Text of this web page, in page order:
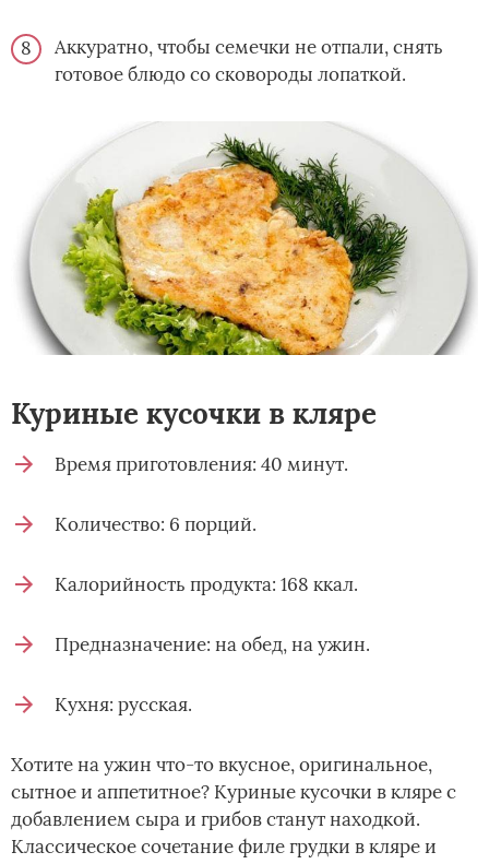
Аккуратно, чтобы семечки не отпали, снять
готовое блюдо со сковороды лопаткой.
Куриные кусочки в кляре
Время приготовления: 40 минут.
Количество: 6 порций.
Калорийность продукта: 168 ккал.
Предназначение: на обед, на ужин.
Кухня: русская.
Хотите на ужин что-то вкусное, оригинальное,
сытное и аппетитное? Куриные кусочки в кляре с
добавлением сыра и грибов станут находкой.
Классическое сочетание филе грудки в кляре и